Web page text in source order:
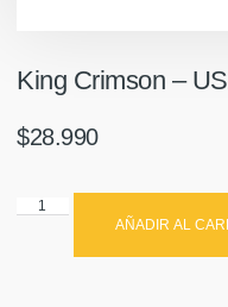
King Crimson ‎–
$28.990
AÑADIR AL